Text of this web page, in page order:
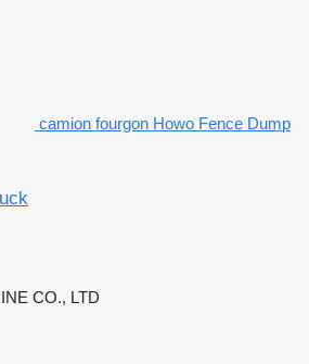
camion fourgon Howo Fence Dump
CO., LTD